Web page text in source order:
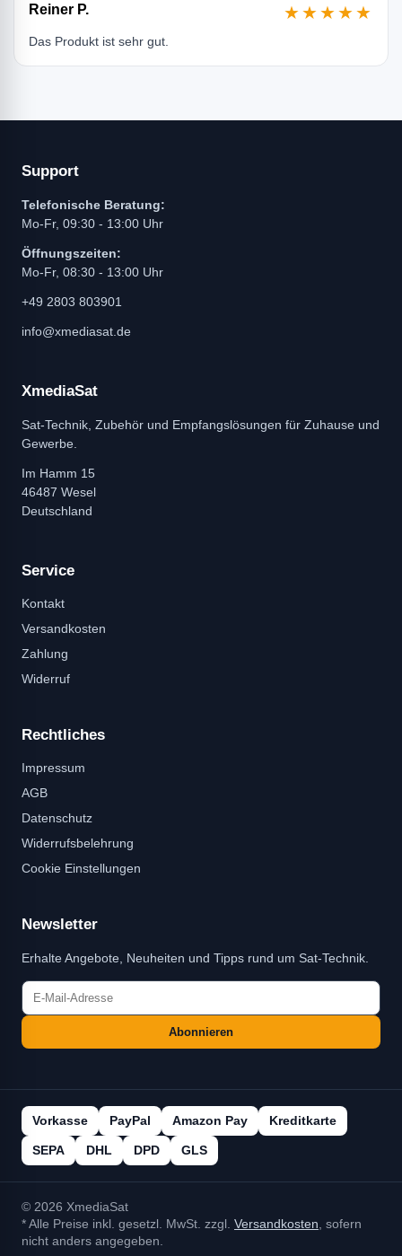
Reiner P. ★★★★★
Das Produkt ist sehr gut.
Support
Telefonische Beratung:
Mo-Fr, 09:30 - 13:00 Uhr
Öffnungszeiten:
Mo-Fr, 08:30 - 13:00 Uhr
+49 2803 803901
info@xmediasat.de
XmediaSat
Sat-Technik, Zubehör und Empfangslösungen für Zuhause und
Gewerbe.
Im Hamm 15
46487 Wesel
Deutschland
Service
Kontakt
Versandkosten
Zahlung
Widerruf
Rechtliches
Impressum
AGB
Datenschutz
Widerrufsbelehrung
Cookie Einstellungen
Newsletter
Erhalte Angebote, Neuheiten und Tipps rund um Sat-Technik.
Abonnieren
Vorkasse PayPal Amazon Pay Kreditkarte
SEPA DHL DPD GLS
© 2026 XmediaSat
* Alle Preise inkl. gesetzl. MwSt. zzgl. Versandkosten , sofern
nicht anders angegeben.